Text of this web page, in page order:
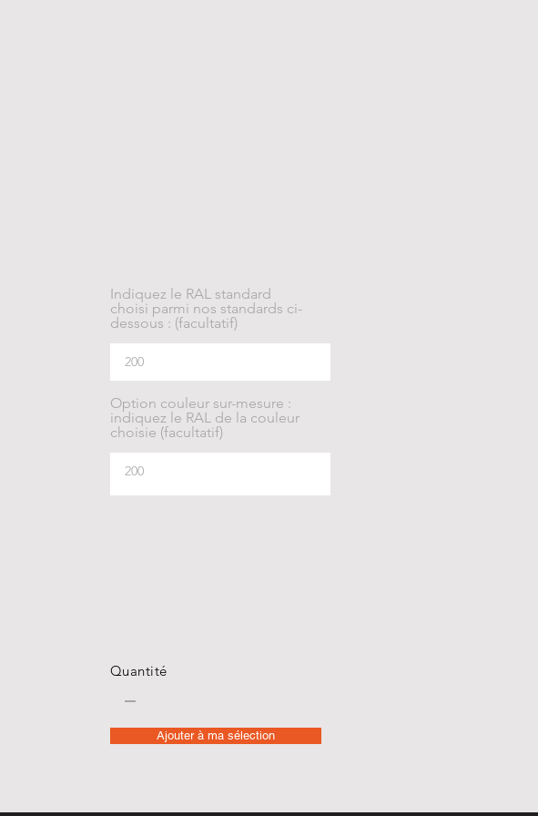
Indiquez le RAL standard
choisi parmi nos standards ci-
dessous : (facultatif)
Option couleur sur-mesure :
indiquez le RAL de la couleur
choisie (facultatif)
Quantité
Ajouter à ma sélection